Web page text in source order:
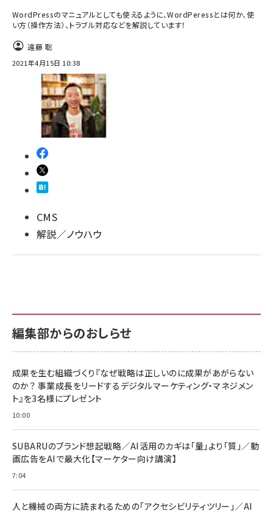
WordPressのマニュアルとしても使えるように、WordPeressとは何か、使
い方（操作方法）、トラブル対応などを解説しています！
遠藤 聡
2021年4月15日 10:38
CMS
解説／ノウハウ
編集部からのおしらせ
成果を生む組織づくり『なぜ戦略は正しいのに成果があがらない
のか？ 事業成長をリードするデジタルマーケティング・マネジメン
ト』を3名様にプレゼント
10:00
SUBARUのブランド想起戦略／AI活用のカギは「量」より「質」／動
画広告をAIで最大化【マーケター向け講演】
7:04
人と機械の両方に読まれるための「アクセシビリティツリー」／AI